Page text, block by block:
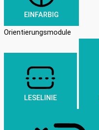
EINFARBIG
Orientierungsmodule
LESELINIE